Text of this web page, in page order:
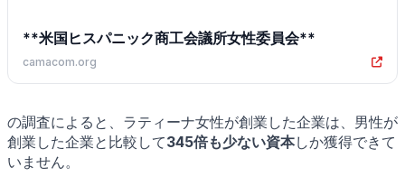
**米国ヒスパニック商工会議所女性委員会**
camacom.org
の調査によると、ラティーナ女性が創業した企業は、男性が
創業した企業と比較して345倍も少ない資本しか獲得できて
いません。